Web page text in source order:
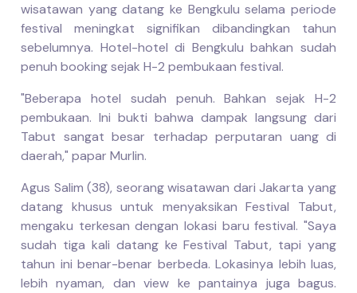
wisatawan yang datang ke Bengkulu selama periode
festival meningkat signifikan dibandingkan tahun
sebelumnya. Hotel-hotel di Bengkulu bahkan sudah
penuh booking sejak H-2 pembukaan festival.
"Beberapa hotel sudah penuh. Bahkan sejak H-2
pembukaan. Ini bukti bahwa dampak langsung dari
Tabut sangat besar terhadap perputaran uang di
daerah," papar Murlin.
Agus Salim (38), seorang wisatawan dari Jakarta yang
datang khusus untuk menyaksikan Festival Tabut,
mengaku terkesan dengan lokasi baru festival. "Saya
sudah tiga kali datang ke Festival Tabut, tapi yang
tahun ini benar-benar berbeda. Lokasinya lebih luas,
lebih nyaman, dan view ke pantainya juga bagus.